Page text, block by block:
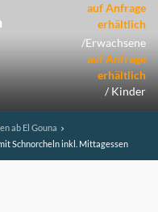
auf Anfrage
erhältlich
/Erwachsene
auf Anfrage
erhältlich
/ Kinder
ab El Gouna
Schnorcheln inkl. Mittagessen